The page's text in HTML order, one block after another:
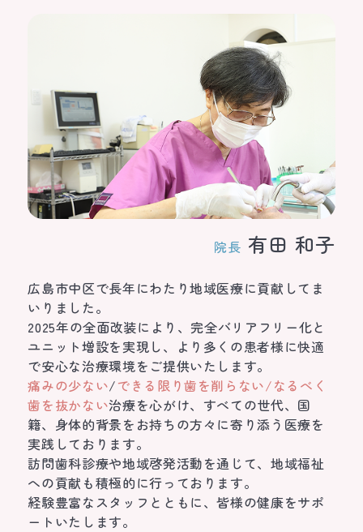
院長 有田 和子
広島市中区で長年にわたり地域医療に貢献してま
いりました。
2025年の全面改装により、完全バリアフリー化と
ユニット増設を実現し、より多くの患者様に快適
で安心な治療環境をご提供いたします。
痛みの少ない/できる限り歯を削らない/なるべく
歯を抜かない治療を心がけ、すべての世代、国
籍、身体的背景をお持ちの方々に寄り添う医療を
実践しております。
訪問歯科診療や地域啓発活動を通じて、地域福祉
への貢献も積極的に行っております。
経験豊富なスタッフとともに、皆様の健康をサポ
ートいたします。